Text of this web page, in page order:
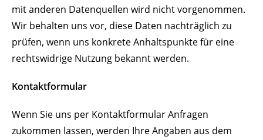
mit anderen Datenquellen wird nicht vorgenommen.
Wir behalten uns vor, diese Daten nachträglich zu
prüfen, wenn uns konkrete Anhaltspunkte für eine
rechtswidrige Nutzung bekannt werden.
Kontaktformular
Wenn Sie uns per Kontaktformular Anfragen
zukommen lassen, werden Ihre Angaben aus dem